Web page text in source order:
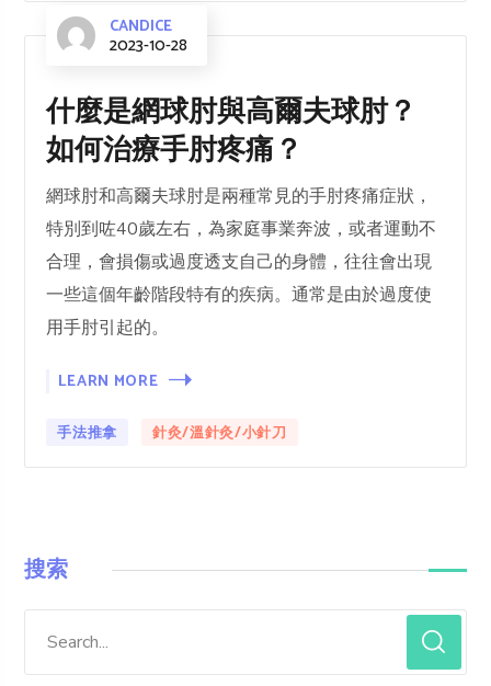
CANDICE
2023-10-28
什麼是網球肘與高爾夫球肘？
如何治療手肘疼痛？
網球肘和高爾夫球肘是兩種常見的手肘疼痛症狀，
特別到咗40歲左右，為家庭事業奔波，或者運動不
合理，會損傷或過度透支自己的身體，往往會出現
一些這個年齡階段特有的疾病。通常是由於過度使
用手肘引起的。
LEARN MORE
手法推拿 針灸/溫針灸/小針刀
搜索